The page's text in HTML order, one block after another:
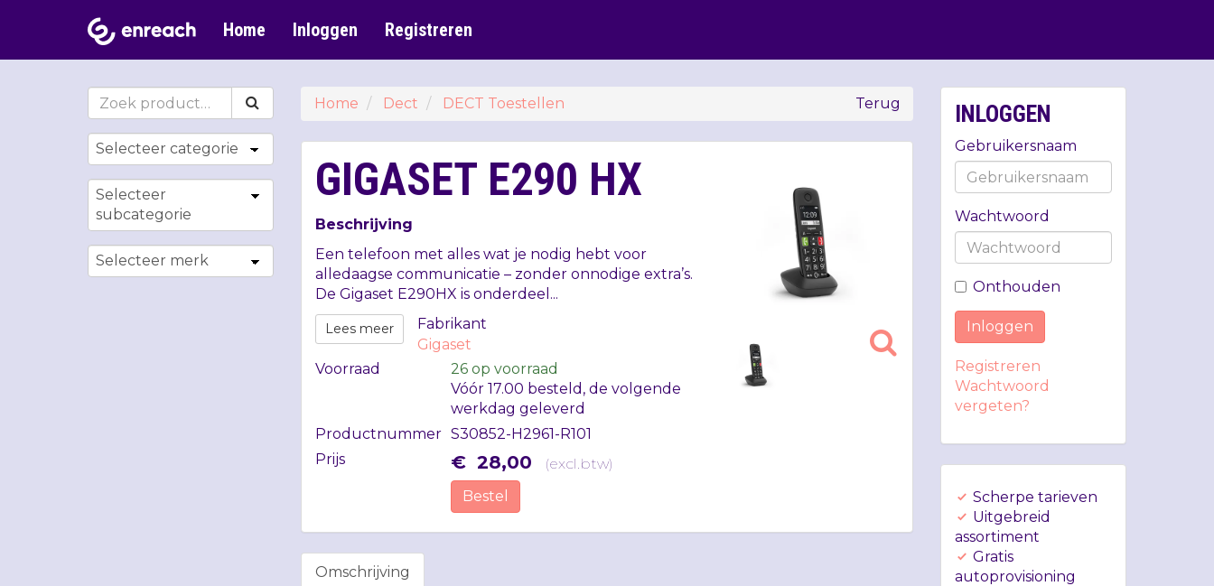
Home Inloggen Registreren
Terug
Home Dect DECT Toestellen
GIGASET E290 HX
Beschrijving
Een telefoon met alles wat je nodig hebt voor
alledaagse communicatie – zonder onnodige extra’s.
De Gigaset E290HX is onderdeel...
Lees meer
Fabrikant
Gigaset
Voorraad
26op voorraad
Vóór 17.00 besteld, de volgende
werkdag geleverd
Productnummer S30852-H2961-R101
Prijs
€ 28,00 (excl.btw)
Bestel
Omschrijving
INLOGGEN
Gebruikersnaam
Wachtwoord
Onthouden
Inloggen
Registreren
Wachtwoord
vergeten?
Scherpe tarieven
Uitgebreid
assortiment
Gratis
autoprovisioning